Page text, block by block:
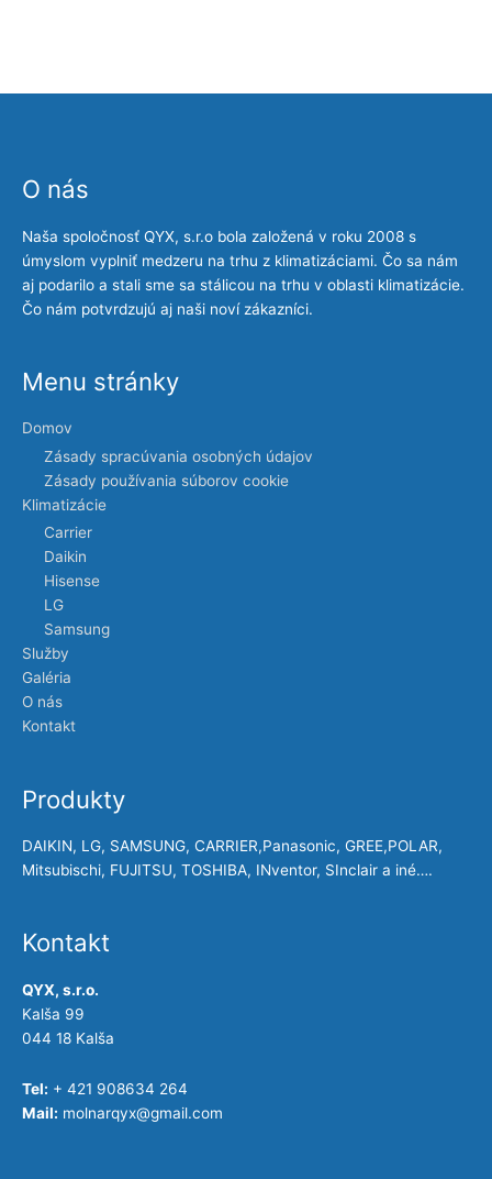
O nás
Naša spoločnosť QYX, s.r.o bola založená v roku 2008 s
úmyslom vyplniť medzeru na trhu z klimatizáciami. Čo sa nám
aj podarilo a stali sme sa stálicou na trhu v oblasti klimatizácie.
Čo nám potvrdzujú aj naši noví zákazníci.
Menu stránky
Domov
Zásady spracúvania osobných údajov
Zásady používania súborov cookie
Klimatizácie
Carrier
Daikin
Hisense
LG
Samsung
Služby
Galéria
O nás
Kontakt
Produkty
DAIKIN, LG, SAMSUNG, CARRIER,Panasonic, GREE,POLAR,
Mitsubischi, FUJITSU, TOSHIBA, INventor, SInclair a iné….
Kontakt
QYX, s.r.o.
Kalša 99
044 18 Kalša
Tel: + 421 908634 264
Mail: molnarqyx@gmail.com